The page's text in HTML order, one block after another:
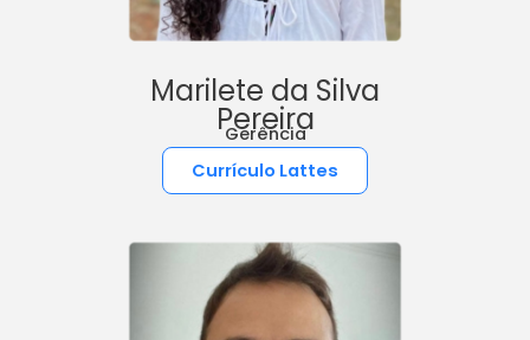
Marilete da Silva
Pereira
Gerência
Currículo Lattes